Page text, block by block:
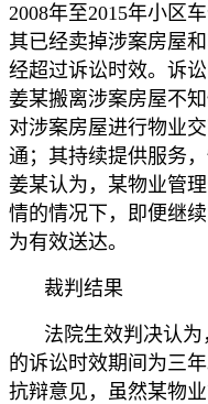
2008年至2015年小区
其已经卖掉涉案房屋
经超过诉讼时效。诉
姜某搬离涉案房屋不
对涉案房屋进行物业
通；其持续提供服务
姜某认为，某物业管
情的情况下，即便继
为有效送达。
裁判结果
法院生效判决认为
的诉讼时效期间为三
抗辩意见，虽然某物